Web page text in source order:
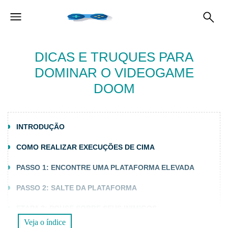
DICAS E TRUQUES PARA
DOMINAR O VIDEOGAME
DOOM
INTRODUÇÃO
COMO REALIZAR EXECUÇÕES DE CIMA
PASSO 1: ENCONTRE UMA PLATAFORMA ELEVADA
PASSO 2: SALTE DA PLATAFORMA
Veja o índice